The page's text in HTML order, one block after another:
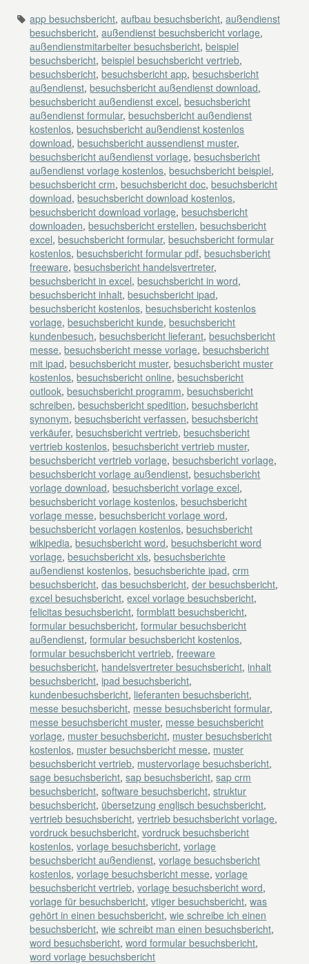
app besuchsbericht,aufbau besuchsbericht,außendienst
besuchsbericht,außendienst besuchsbericht vorlage,
außendienstmitarbeiter besuchsbericht,beispiel
besuchsbericht,beispiel besuchsbericht vertrieb,
besuchsbericht,besuchsbericht app,besuchsbericht
außendienst,besuchsbericht außendienst download,
besuchsbericht außendienst excel,besuchsbericht
außendienst formular,besuchsbericht außendienst
kostenlos,besuchsbericht außendienst kostenlos
download,besuchsbericht aussendienst muster,
besuchsbericht außendienst vorlage,besuchsbericht
außendienst vorlage kostenlos,besuchsbericht beispiel,
besuchsbericht crm,besuchsbericht doc,besuchsbericht
download,besuchsbericht download kostenlos,
besuchsbericht download vorlage,besuchsbericht
downloaden,besuchsbericht erstellen,besuchsbericht
excel,besuchsbericht formular,besuchsbericht formular
kostenlos,besuchsbericht formular pdf,besuchsbericht
freeware,besuchsbericht handelsvertreter,
besuchsbericht in excel,besuchsbericht in word,
besuchsbericht inhalt,besuchsbericht ipad,
besuchsbericht kostenlos,besuchsbericht kostenlos
vorlage,besuchsbericht kunde,besuchsbericht
kundenbesuch,besuchsbericht lieferant,besuchsbericht
messe,besuchsbericht messe vorlage,besuchsbericht
mit ipad,besuchsbericht muster,besuchsbericht muster
kostenlos,besuchsbericht online,besuchsbericht
outlook,besuchsbericht programm,besuchsbericht
schreiben,besuchsbericht spedition,besuchsbericht
synonym,besuchsbericht verfassen,besuchsbericht
verkäufer,besuchsbericht vertrieb,besuchsbericht
vertrieb kostenlos,besuchsbericht vertrieb muster,
besuchsbericht vertrieb vorlage,besuchsbericht vorlage,
besuchsbericht vorlage außendienst,besuchsbericht
vorlage download,besuchsbericht vorlage excel,
besuchsbericht vorlage kostenlos,besuchsbericht
vorlage messe,besuchsbericht vorlage word,
besuchsbericht vorlagen kostenlos,besuchsbericht
wikipedia,besuchsbericht word,besuchsbericht word
vorlage,besuchsbericht xls,besuchsberichte
außendienst kostenlos,besuchsberichte ipad,crm
besuchsbericht,das besuchsbericht,der besuchsbericht,
excel besuchsbericht,excel vorlage besuchsbericht,
felicitas besuchsbericht,formblatt besuchsbericht,
formular besuchsbericht,formular besuchsbericht
außendienst,formular besuchsbericht kostenlos,
formular besuchsbericht vertrieb,freeware
besuchsbericht, handelsvertreter besuchsbericht,inhalt
besuchsbericht,ipad besuchsbericht,
kundenbesuchsbericht, lieferanten besuchsbericht,
messe besuchsbericht, messe besuchsbericht formular,
messe besuchsbericht muster, messe besuchsbericht
vorlage, muster besuchsbericht, muster besuchsbericht
kostenlos, muster besuchsbericht messe, muster
besuchsbericht vertrieb, mustervorlage besuchsbericht,
sage besuchsbericht,sap besuchsbericht,sap crm
besuchsbericht,software besuchsbericht,struktur
besuchsbericht, übersetzung englisch besuchsbericht,
vertrieb besuchsbericht,vertrieb besuchsbericht vorlage,
vordruck besuchsbericht,vordruck besuchsbericht
kostenlos,vorlage besuchsbericht,vorlage
besuchsbericht außendienst,vorlage besuchsbericht
kostenlos,vorlage besuchsbericht messe,vorlage
besuchsbericht vertrieb,vorlage besuchsbericht word,
vorlage für besuchsbericht,vtiger besuchsbericht,was
gehört in einen besuchsbericht,wie schreibe ich einen
besuchsbericht,wie schreibt man einen besuchsbericht,
word besuchsbericht,word formular besuchsbericht,
word vorlage besuchsbericht